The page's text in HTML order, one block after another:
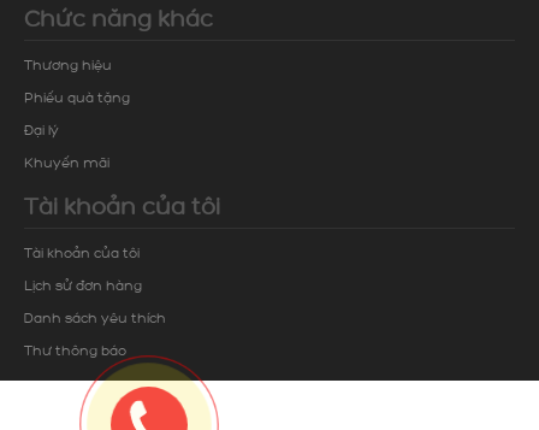
Chức năng khác
Thương hiệu
Phiếu quà tặng
Đại lý
Khuyến mãi
Tài khoản của tôi
Tài khoản của tôi
Lịch sử đơn hàng
Danh sách yêu thích
Thư thông báo